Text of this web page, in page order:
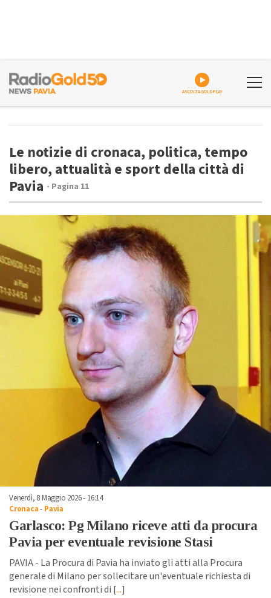
Le notizie di cronaca, politica, tempo
libero, attualità e sport della città di
Pavia - Pagina 11
Venerdì, 8 Maggio 2026 - 16:14
Cronaca- Pavia
Garlasco: Pg Milano riceve atti da procura
Pavia per eventuale revisione Stasi
PAVIA - La Procura di Pavia ha inviato gli atti alla Procura
generale di Milano per sollecitare un'eventuale richiesta di
revisione nei confronti di [...]